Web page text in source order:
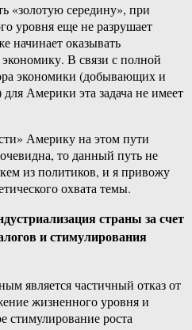
«золотую середину», при
уровня еще не разрушает
начинает оказывать
В связи с полной
экономики (добывающих и
Америки эта задача не имеет
Америку на этом пути
то данный путь не
из политиков, и я привожу
охвата темы.
страны за счет
и стимулирования
является частичный отказ от
жизненного уровня и
стимулирование роста